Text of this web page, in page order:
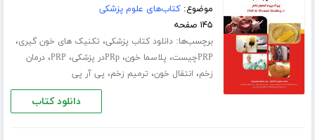
موضوع:کتاب‌های علوم پزشکی
۱۴۵ صفحه
برچسب‌ها:دانلود کتاب پزشکی، تکنیک های خون گیری،
PRPچیست ، پلاسما خون،PRpدر پزشکی ، PRP،درمان
زخم، انتقال خون، ترمیم زخم، پی آر پی
دانلود کتاب